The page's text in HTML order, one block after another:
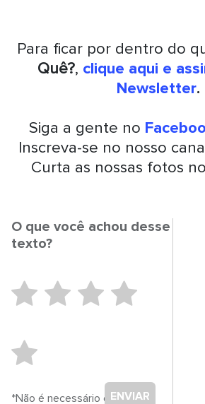
Para ficar por dentro do
Quê?, clique aqui e
Newsletter.
Siga a gente no
Inscreva-se no nosso
Curta as nossas fotos no
O que você achou desse
texto?
ENVIAR
*Não é necessário cadastro.